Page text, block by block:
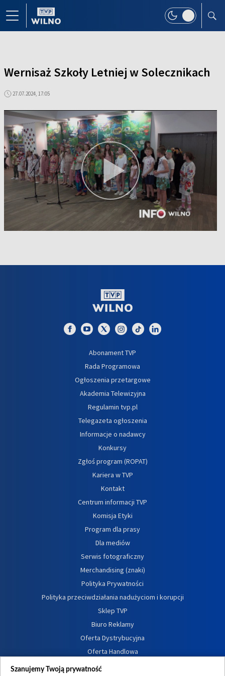
Wernisaż Szkoły Letniej w Solecznikach
27.07.2024, 17:05
Abonament TVP
Rada Programowa
Ogłoszenia przetargowe
Akademia Telewizyjna
Regulamin tvp.pl
Telegazeta ogłoszenia
Informacje o nadawcy
Konkursy
Zgłoś program (ROPAT)
Kariera w TVP
Kontakt
Centrum informacji TVP
Komisja Etyki
Program dla prasy
Dla mediów
Serwis fotograficzny
Merchandising (znaki)
Polityka Prywatności
Polityka przeciwdziałania nadużyciom i korupcji
Sklep TVP
Biuro Reklamy
Oferta Dystrybucyjna
Oferta Handlowa
Dostępność
Szanujemy Twoją prywatność